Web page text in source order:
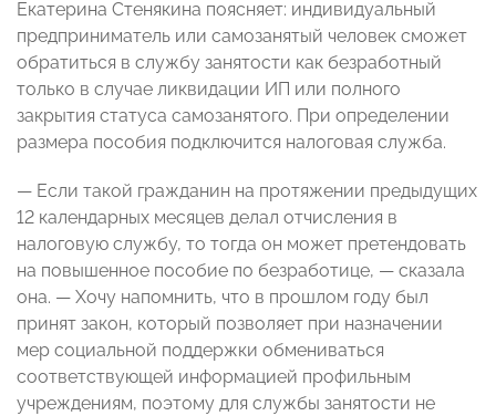
Екатерина Стенякина поясняет: индивидуальный
предприниматель или самозанятый человек сможет
обратиться в службу занятости как безработный
только в случае ликвидации ИП или полного
закрытия статуса самозанятого. При определении
размера пособия подключится налоговая служба.
— Если такой гражданин на протяжении предыдущих
12 календарных месяцев делал отчисления в
налоговую службу, то тогда он может претендовать
на повышенное пособие по безработице, — сказала
она. — Хочу напомнить, что в прошлом году был
принят закон, который позволяет при назначении
мер социальной поддержки обмениваться
соответствующей информацией профильным
учреждениям, поэтому для службы занятости не